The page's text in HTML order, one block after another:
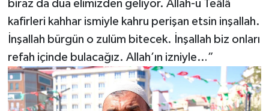
biraz da dua elimizden geliyor. Allah-u Teâlâ
kafirleri kahhar ismiyle kahru perişan etsin inşallah.
İnşallah bürgün o zulüm bitecek. İnşallah biz onları
refah içinde bulacağız. Allah’ın izniyle…”